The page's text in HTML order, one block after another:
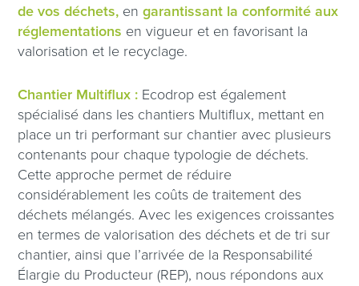
de vos déchets, engarantissant la conformité aux
réglementations en vigueur et en favorisant la
valorisation et le recyclage.
Chantier Multiflux : Ecodrop est également
spécialisé dans les chantiers Multiflux, mettant en
place un tri performant sur chantier avec plusieurs
contenants pour chaque typologie de déchets.
Cette approche permet de réduire
considérablement les coûts de traitement des
déchets mélangés. Avec les exigences croissantes
en termes de valorisation des déchets et de tri sur
chantier, ainsi que l’arrivée de la Responsabilité
Élargie du Producteur (REP), nous répondons aux